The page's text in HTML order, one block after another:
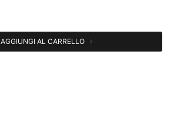
AGGIUNGI AL CARRELLO